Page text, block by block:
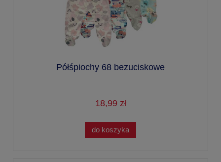
Półśpiochy 68 bezuciskowe
18,99 zł
do koszyka